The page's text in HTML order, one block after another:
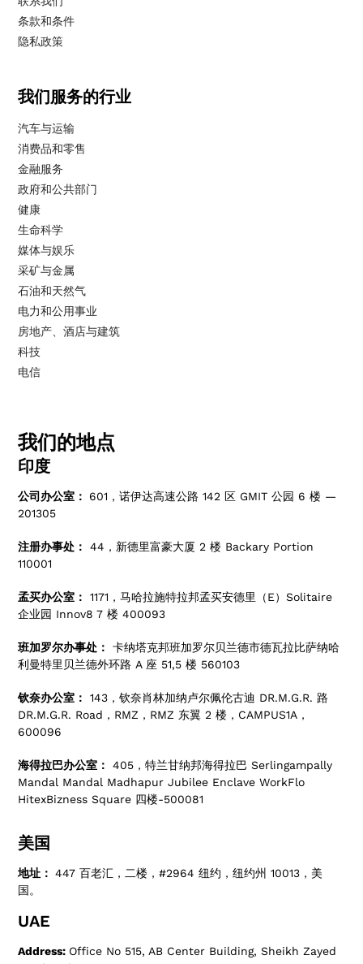
条款和条件
隐私政策
我们服务的行业
汽车与运输
消费品和零售
金融服务
政府和公共部门
健康
生命科学
媒体与娱乐
采矿与金属
石油和天然气
电力和公用事业
房地产、酒店与建筑
科技
电信
我们的地点
印度
公司办公室： 601，诺伊达高速公路 142 区 GMIT 公园 6 楼 —
201305
注册办事处：
44，新德里富豪大厦 2 楼 Backary Portion
110001
孟买办公室：
1171，马哈拉施特拉邦孟买安德里（E）Solitaire
企业园 Innov8 7 楼 400093
班加罗尔办事处：
卡纳塔克邦班加罗尔贝兰德市德瓦拉比萨纳哈
利曼特里贝兰德外环路 A 座 51,5 楼 560103
钦奈办公室：
143，钦奈肖林加纳卢尔佩伦古迪 DR.M.G.R. 路
DR.M.G.R. Road，RMZ，RMZ 东翼 2 楼，CAMPUS1A，
600096
海得拉巴办公室：
405，特兰甘纳邦海得拉巴 Serlingampally
Mandal Mandal Madhapur Jubilee Enclave WorkFlo
HitexBizness Square 四楼-500081
美国
地址：447 百老汇，二楼，#2964 纽约，纽约州 10013，美
国。
UAE
Address: Office No 515, AB Center Building, Sheikh Zayed